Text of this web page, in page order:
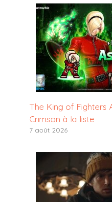
The King of Fighters
Crimson à la liste
7 août 2026